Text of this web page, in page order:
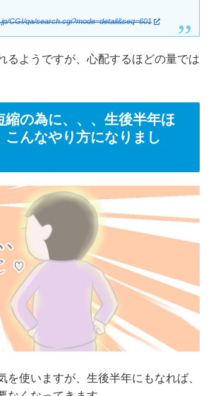
CGI/qa/search.cgi?mode=detail&seq=601
るようですが、心配するほどの量では
縮の為に、、、生後半年ほ
こんなやり方になりまし
を使いますが、生後半年にもなれば、